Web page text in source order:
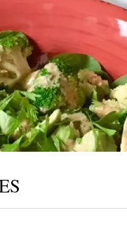
Pas de
Tout d’abord je vous
pour votre visite de mon blog
Cela me fait un grand
s’intéressent à la cuisine
bonne surprise de la part de
BIO! Je pense que...